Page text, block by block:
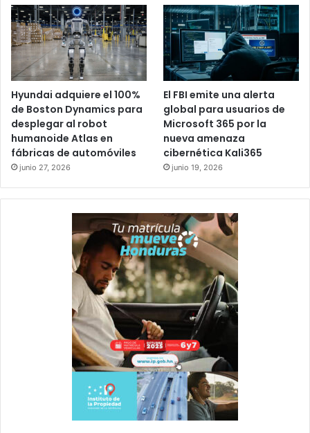
Hyundai adquiere el 100%
de Boston Dynamics para
desplegar al robot
humanoide Atlas en
fábricas de automóviles
junio 27, 2026
El FBI emite una alerta
global para usuarios de
Microsoft 365 por la
nueva amenaza
cibernética Kali365
junio 19, 2026